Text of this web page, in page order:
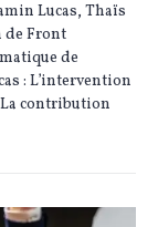
Lucas, Thaïs
de Front
de
: L’intervention
La contribution